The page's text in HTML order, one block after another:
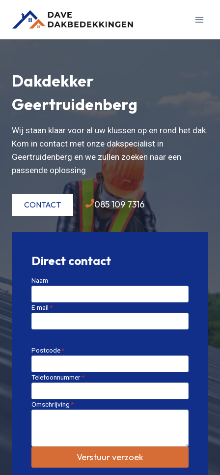
Dakdekker
Geertruidenberg
Wij staan klaar voor al uw klussen op en rond het dak.
Kom in contact met onze dakspecialist in
Geertruidenberg en we zullen zoeken naar een
passende oplossing
CONTACT 085 109 7316
Direct contact
Naam
E-mail*
Postcode*
Telefoonnummer*
Omschrijving*
Verstuur verzoek